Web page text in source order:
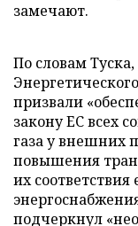
замечают.
По словам
призвали
закону ЕС всех
газа у внешних
повышения
их
подчеркнул